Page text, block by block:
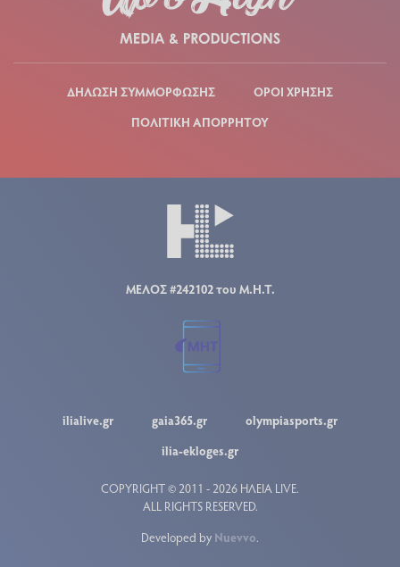
ΔΗΛΩΣΗ ΣΥΜΜΟΡΦΩΣΗΣ
ΟΡΟΙ ΧΡΗΣΗΣ
ΠΟΛΙΤΙΚΗ ΑΠΟΡΡΗΤΟΥ
ΜΕΛΟΣ #242102 του Μ.Η.Τ.
ilialive.gr gaia365.gr
olympiasports.gr
ilia-ekloges.gr
COPYRIGHT © 2011 - 2026 ΗΛΕΙΑ LIVE.
ALL RIGHTS RESERVED.
Developed by Nuevvo.